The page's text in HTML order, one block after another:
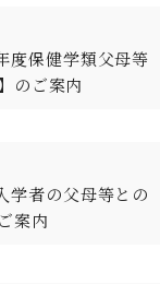
度保健学類父母等
のご案内
学者の父母等との
案内